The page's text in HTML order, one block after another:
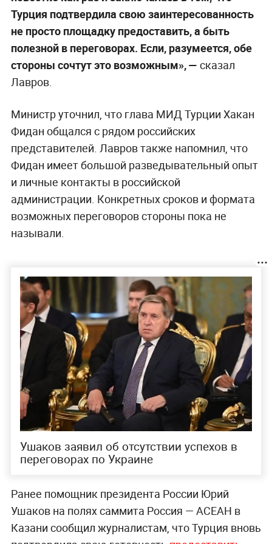
Турция подтвердила свою заинтересованность
не просто площадку предоставить, а быть
полезной в переговорах. Если, разумеется, обе
стороны сочтут это возможным», — сказал
Лавров.
Министр уточнил, что глава МИД Турции Хакан
Фидан общался с рядом российских
представителей. Лавров также напомнил, что
Фидан имеет большой разведывательный опыт
и личные контакты в российской
администрации. Конкретных сроков и формата
возможных переговоров стороны пока не
называли.
Ушаков заявил об отсутствии успехов в
переговорах по Украине
Ранее помощник президента России Юрий
Ушаков на полях саммита Россия — АСЕАН в
Казани сообщил журналистам, что Турция вновь